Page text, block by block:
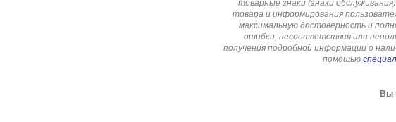
товарные знаки (знаки
товара и информирования
максимальную достоверность и
ошибки, несоответствия или
получения подробной информации о
помощью
Вы